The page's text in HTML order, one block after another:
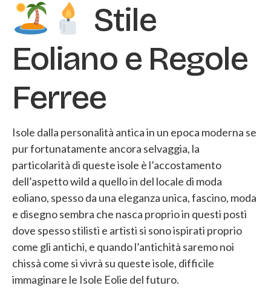
Stile
Eoliano e Regole
Ferree
Isole dalla personalità antica in un epoca moderna se
pur fortunatamente ancora selvaggia, la
particolarità di queste isole è l’accostamento
dell’aspetto wild a quello in del locale di moda
eoliano, spesso da una eleganza unica, fascino, moda
e disegno sembra che nasca proprio in questi posti
dove spesso stilisti e artisti si sono ispirati proprio
come gli antichi, e quando l’antichità saremo noi
chissà come si vivrà su queste isole, difficile
immaginare le Isole Eolie del futuro.